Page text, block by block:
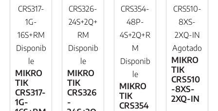
CRS317-
1G-
16S+RM
Disponib
le
MIKRO
TIK
CRS317-
1G-
CRS326-
24S+2Q+
RM
Disponib
le
MIKRO
TIK
CRS326
-
CRS354-
48P-
4S+2Q+R
M
Disponib
le
MIKRO
TIK
CRS354
CRS510-
8XS-
2XQ-IN
Agotado
MIKRO
TIK
CRS510
-8XS-
2XQ-IN